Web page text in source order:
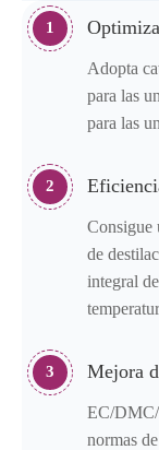
1
Adopta
para las
para las
2
Consigue
de
integral
3 Mejora
EC/
normas